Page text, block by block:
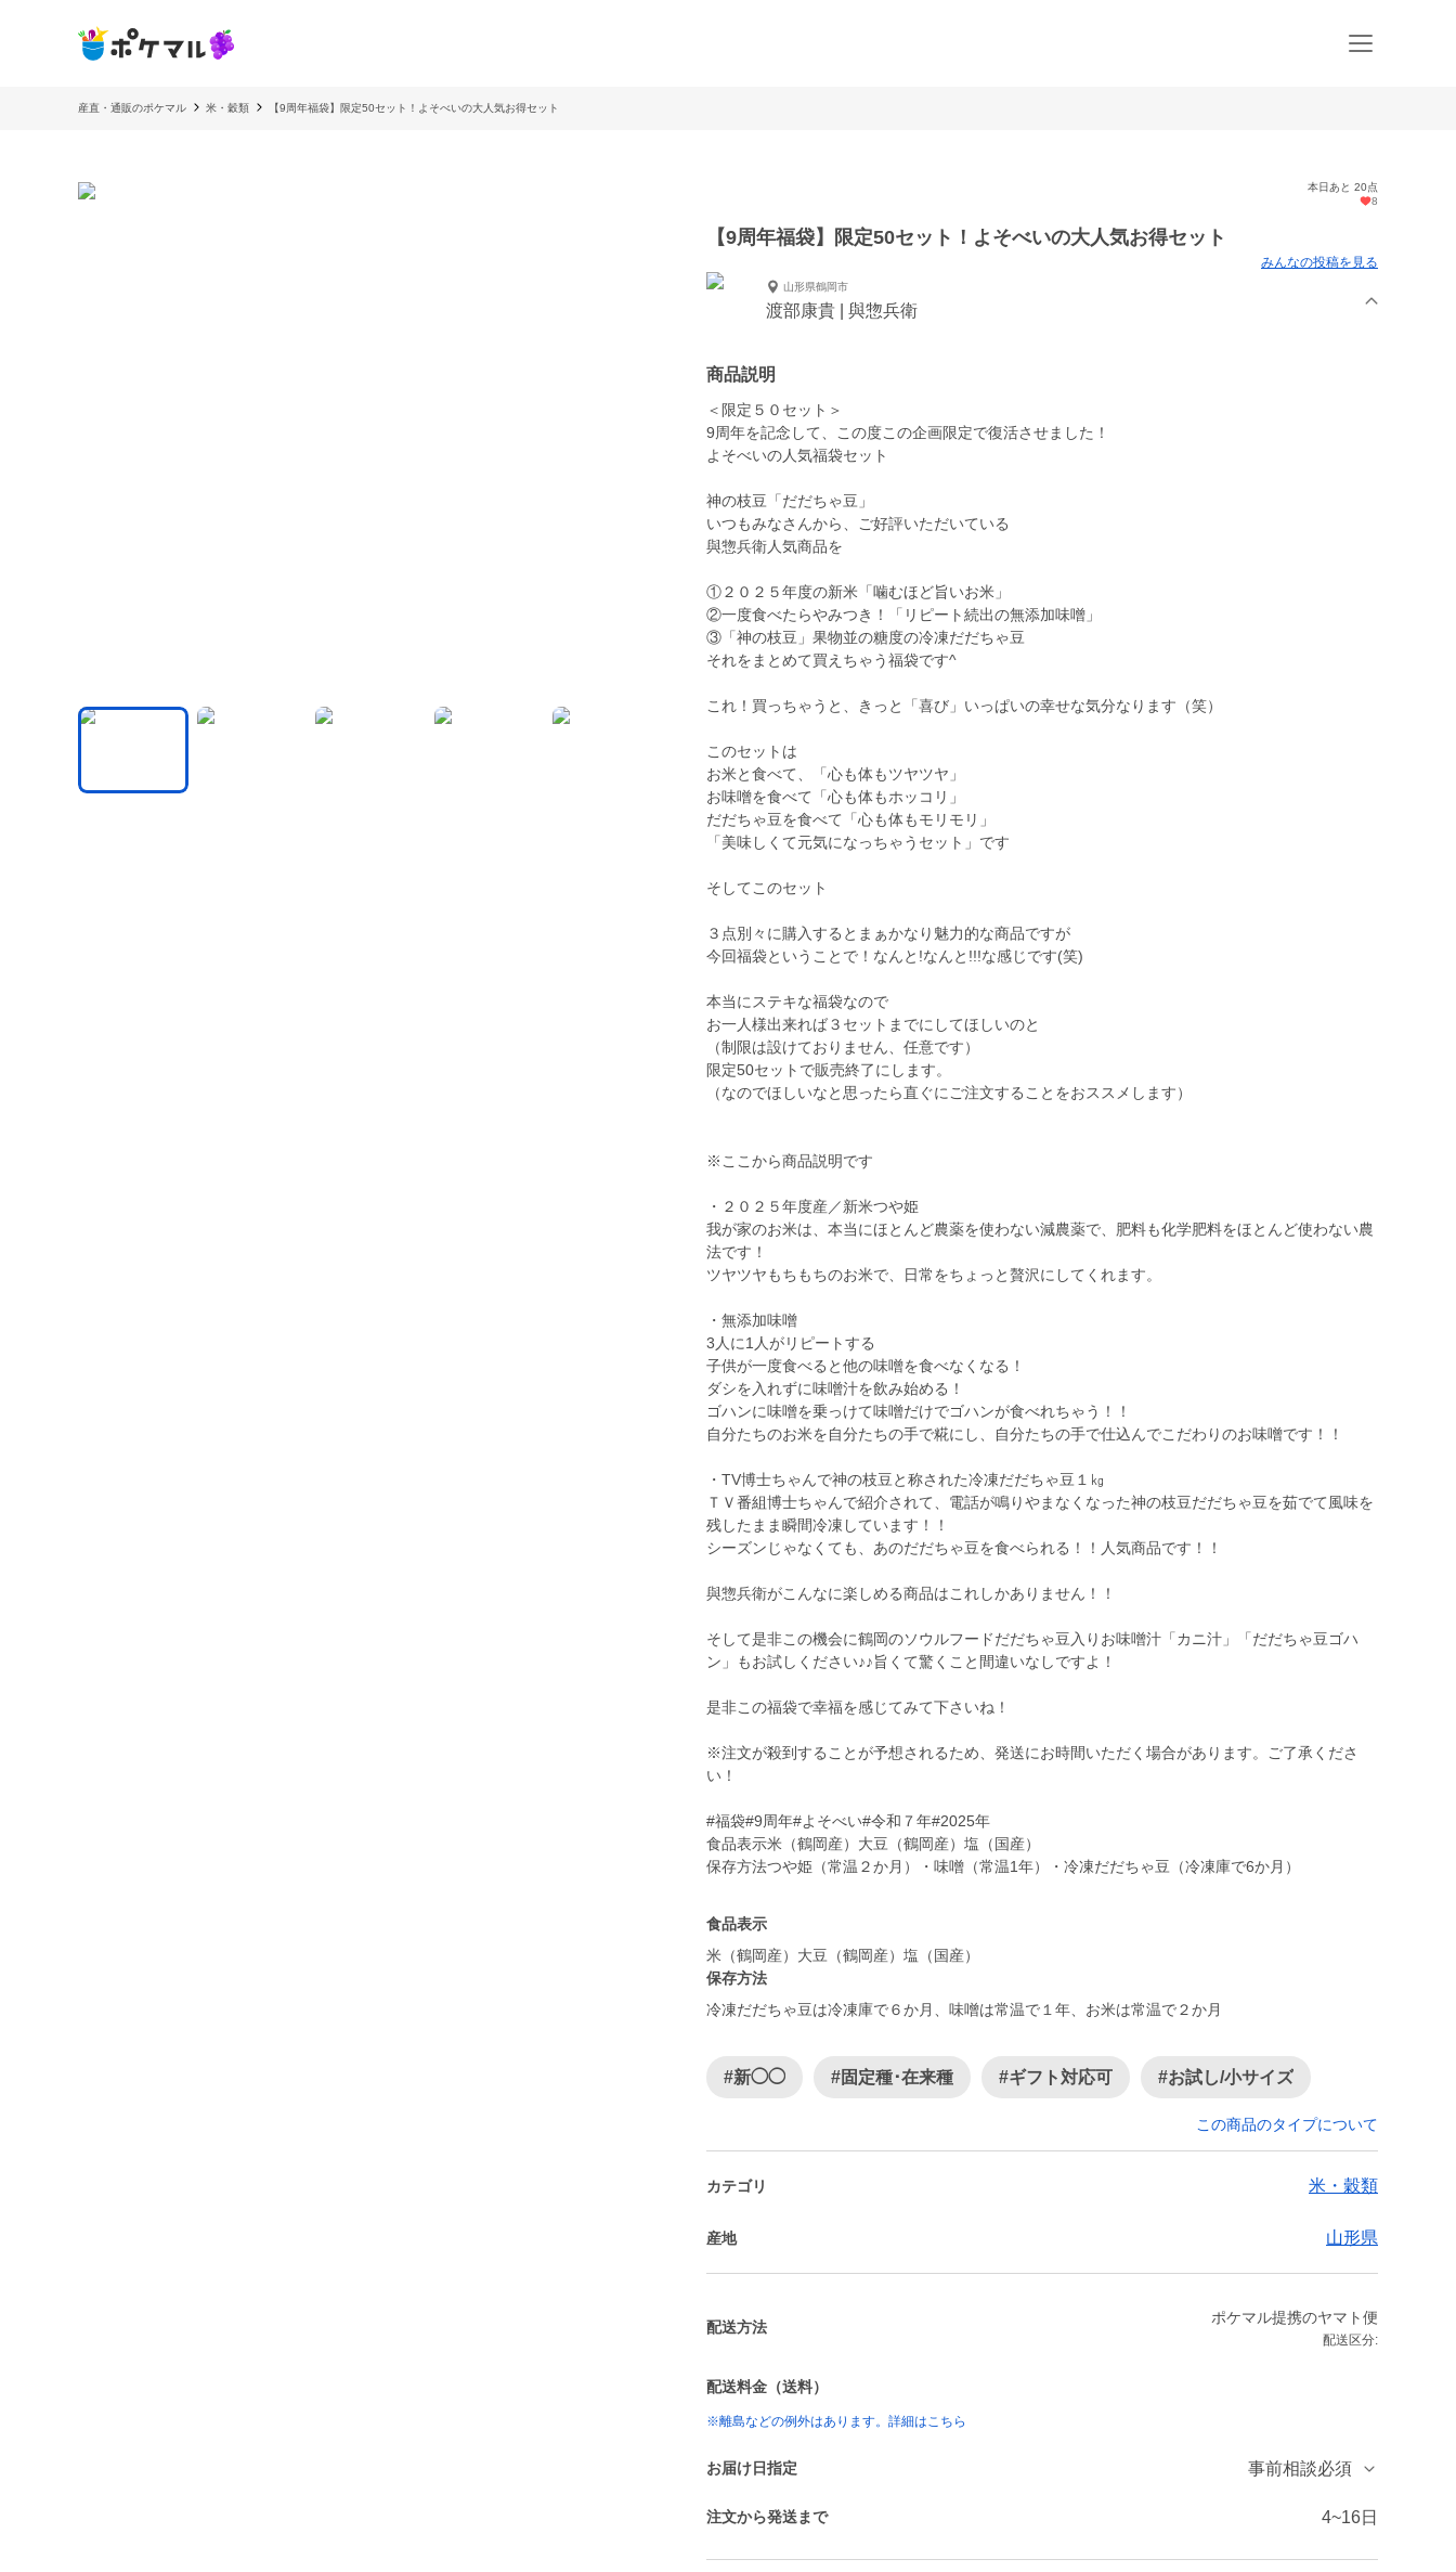
産直・通販のポケマル 米・穀類 【9周年福袋】限定50セット！よそべいの大人気お得セット
本日あと 20点
8
【9周年福袋】限定50セット！よそべいの大人気お得セット
みんなの投稿を見る
山形県鶴岡市
渡部康貴 | 與惣兵衛
商品説明
＜限定５０セット＞
9周年を記念して、この度この企画限定で復活させました！
よそべいの人気福袋セット
神の枝豆「だだちゃ豆」
いつもみなさんから、ご好評いただいている
與惣兵衛人気商品を
①２０２５年度の新米「噛むほど旨いお米」
②一度食べたらやみつき！「リピート続出の無添加味噌」
③「神の枝豆」果物並の糖度の冷凍だだちゃ豆
それをまとめて買えちゃう福袋です^
これ！買っちゃうと、きっと「喜び」いっぱいの幸せな気分なります（笑）
このセットは
お米と食べて、「心も体もツヤツヤ」
お味噌を食べて「心も体もホッコリ」
だだちゃ豆を食べて「心も体もモリモリ」
「美味しくて元気になっちゃうセット」です
そしてこのセット
３点別々に購入するとまぁかなり魅力的な商品ですが
今回福袋ということで！なんと!なんと!!!な感じです(笑)
本当にステキな福袋なので
お一人様出来れば３セットまでにしてほしいのと
（制限は設けておりません、任意です）
限定50セットで販売終了にします。
（なのでほしいなと思ったら直ぐにご注文することをおススメします）
※ここから商品説明です
・２０２５年度産／新米つや姫
我が家のお米は、本当にほとんど農薬を使わない減農薬で、肥料も化学肥料をほとんど使わない農
法です！
ツヤツヤもちもちのお米で、日常をちょっと贅沢にしてくれます。
・無添加味噌
3人に1人がリピートする
子供が一度食べると他の味噌を食べなくなる！
ダシを入れずに味噌汁を飲み始める！
ゴハンに味噌を乗っけて味噌だけでゴハンが食べれちゃう！！
自分たちのお米を自分たちの手で糀にし、自分たちの手で仕込んでこだわりのお味噌です！！
・TV博士ちゃんで神の枝豆と称された冷凍だだちゃ豆１㎏
ＴＶ番組博士ちゃんで紹介されて、電話が鳴りやまなくなった神の枝豆だだちゃ豆を茹でて風味を
残したまま瞬間冷凍しています！！
シーズンじゃなくても、あのだだちゃ豆を食べられる！！人気商品です！！
與惣兵衛がこんなに楽しめる商品はこれしかありません！！
そして是非この機会に鶴岡のソウルフードだだちゃ豆入りお味噌汁「カニ汁」「だだちゃ豆ゴハ
ン」もお試しください♪♪旨くて驚くこと間違いなしですよ！
是非この福袋で幸福を感じてみて下さいね！
※注文が殺到することが予想されるため、発送にお時間いただく場合があります。ご了承くださ
い！
#福袋#9周年#よそべい#令和７年#2025年
食品表示米（鶴岡産）大豆（鶴岡産）塩（国産）
食品表示
米（鶴岡産）大豆（鶴岡産）塩（国産）
保存方法
冷凍だだちゃ豆は冷凍庫で６か月、味噌は常温で１年、お米は常温で２か月
#新◯◯ #固定種･在来種 #ギフト対応可 #お試し/小サイズ
この商品のタイプについて
カテゴリ 米・穀類
産地 山形県
配送方法
ポケマル提携のヤマト便
配送区分:
配送料金（送料）
※離島などの例外はあります。詳細はこちら
お届け日指定 事前相談必須
注文から発送まで 4~16日